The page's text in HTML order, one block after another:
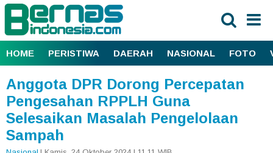
HOME PERISTIWA DAERAH NASIONAL FOTO
Anggota DPR Dorong Percepatan
Pengesahan RPPLH Guna
Selesaikan Masalah Pengelolaan
Sampah